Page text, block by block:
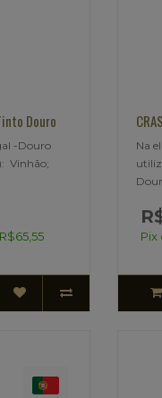
Douro
-Douro
Vinhão;
Na
Pix